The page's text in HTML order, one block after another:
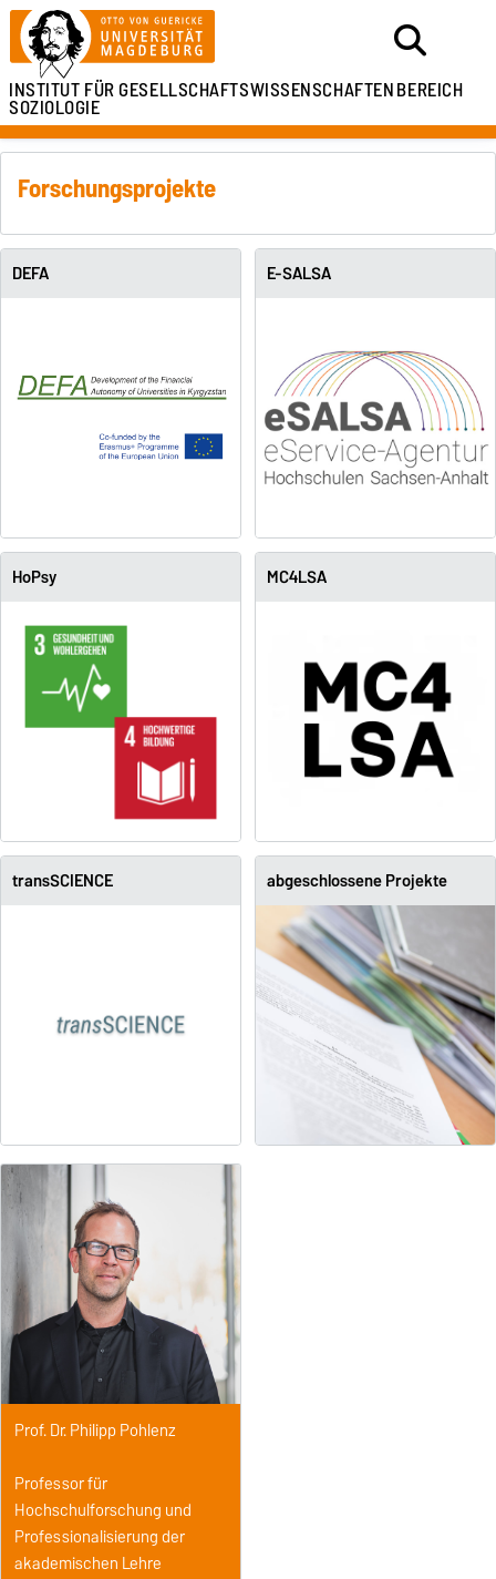
INSTITUT FÜRGESELLSCHAFTSWISSENSCHAFTENBEREICH
SOZIOLOGIE
Forschungsprojekte
DEFA E-SALSA
HoPsy MC4LSA
transSCIENCE abgeschlossene Projekte
Prof. Dr. Philipp Pohlenz
Professor für
Hochschulforschung und
Professionalisierung der
akademischen Lehre